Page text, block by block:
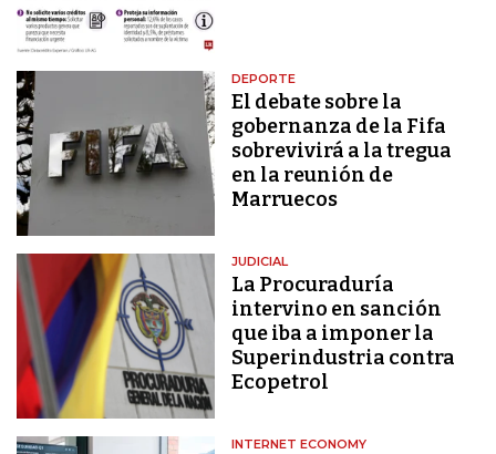
DEPORTE
El debate sobre la
gobernanza de la Fifa
sobrevivirá a la tregua
en la reunión de
Marruecos
JUDICIAL
La Procuraduría
intervino en sanción
que iba a imponer la
Superindustria contra
Ecopetrol
INTERNET ECONOMY